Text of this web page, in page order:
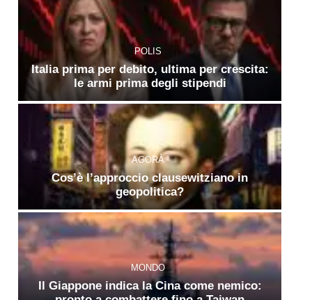
POLIS
Italia prima per debito, ultima per crescita:
le armi prima degli stipendi
AGORÀ
Cos’è l’approccio clausewitziano in
geopolitica?
MONDO
Il Giappone indica la Cina come nemico: